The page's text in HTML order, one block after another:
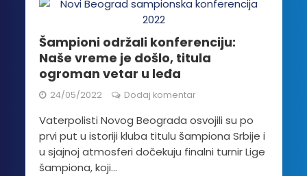
Šampioni održali konferenciju:
Naše vreme je došlo, titula
ogroman vetar u leđa
24/05/2022 Dodaj komentar
Vaterpolisti Novog Beograda osvojili su po
prvi put u istoriji kluba titulu šampiona Srbije i
u sjajnoj atmosferi dočekuju finalni turnir Lige
šampiona, koji...